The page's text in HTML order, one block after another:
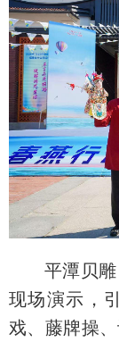
平潭贝
现场演示，
戏、藤牌操